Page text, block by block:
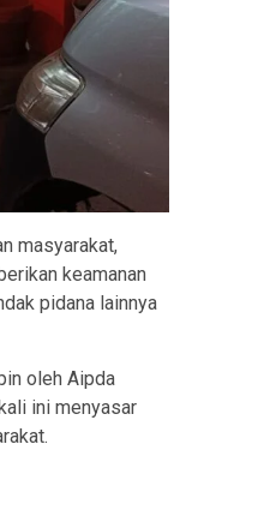
masyarakat,
keamanan
pidana lainnya
oleh Aipda
ini menyasar